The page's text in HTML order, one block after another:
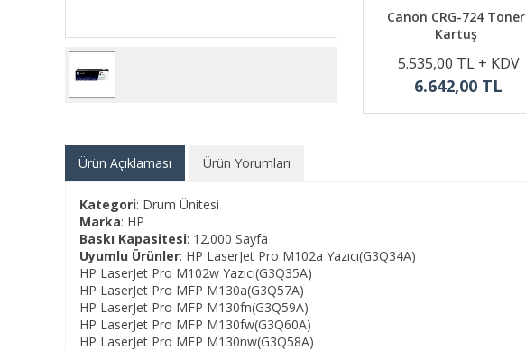
Canon CRG-724 Toner
Kartuş
5.535,00 TL + KDV
6.642,00 TL
Ürün Açıklaması Ürün Yorumları
Kategori: Drum Ünitesi
Marka: HP
Baskı Kapasitesi: 12.000 Sayfa
Uyumlu Ürünler: HP LaserJet Pro M102a Yazıcı(G3Q34A)
HP LaserJet Pro M102w Yazıcı(G3Q35A)
HP LaserJet Pro MFP M130a(G3Q57A)
HP LaserJet Pro MFP M130fn(G3Q59A)
HP LaserJet Pro MFP M130fw(G3Q60A)
HP LaserJet Pro MFP M130nw(G3Q58A)